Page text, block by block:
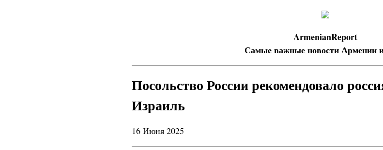
ArmenianReport
Самые важные новости Армении
Посольство России рекомендовало
Израиль
16 Июня 2025